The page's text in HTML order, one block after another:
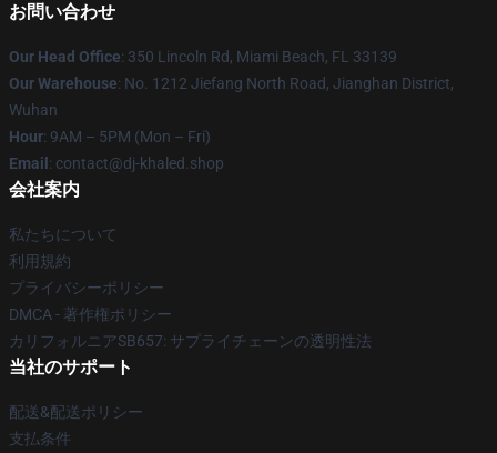
お問い合わせ
Our Head Office: 350 Lincoln Rd, Miami Beach, FL 33139
Our Warehouse: No. 1212 Jiefang North Road, Jianghan District,
Wuhan
Hour: 9AM – 5PM (Mon – Fri)
Email : contact@dj-khaled.shop
会社案内
私たちについて
利用規約
プライバシーポリシー
DMCA - 著作権ポリシー
カリフォルニアSB657: サプライチェーンの透明性法
当社のサポート
配送&配送ポリシー
支払条件